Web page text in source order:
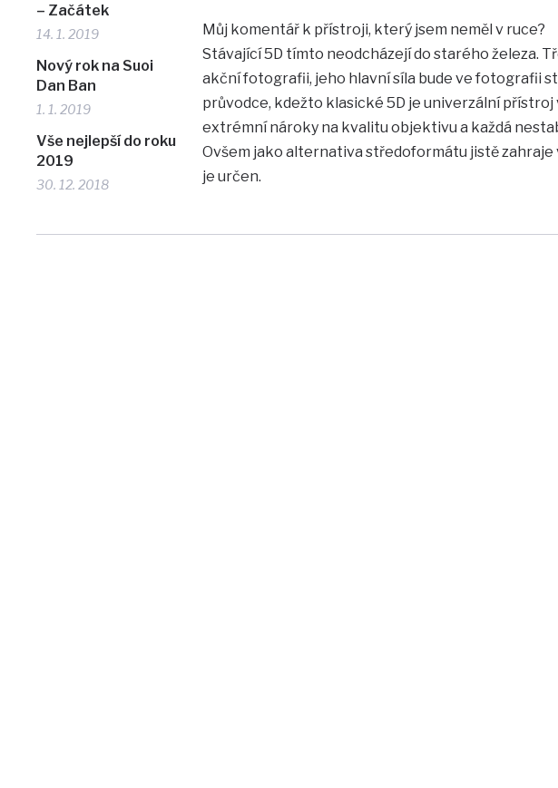
– Začátek
14. 1. 2019
Nový rok na Suoi
Dan Ban
1. 1. 2019
Vše nejlepší do roku
2019
30. 12. 2018
Můj komentář k přístroji, který jsem neměl v ruce?
Stávající 5D tímto neodcházejí do starého železa.
akční fotografii, jeho hlavní síla bude ve fotografii
průvodce, kdežto klasické 5D je univerzální
extrémní nároky na kvalitu objektivu a každá
Ovšem jako alternativa středoformátu jistě
je určen.